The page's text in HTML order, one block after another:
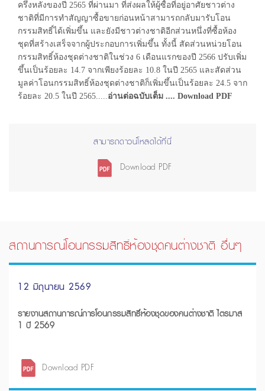
ครึ่งหลังของปี 2565 ที่ผ่านมา ที่ส่งผลให้ผู้ซื้อที่อยู่อาศัยชาวต่าง
ชาติที่มีการทำสัญญาซื้อขายก่อนหน้าสามารถกลับมารับโอน
กรรมสิทธิ์ได้เพิ่มขึ้น และยังมีชาวต่างชาติอีกส่วนหนึ่งที่ซื้อห้อง
ชุดที่สร้างเสร็จจากผู้ประกอบการเพิ่มขึ้น ทั้งนี้ สัดส่วนหน่วยโอน
กรรมสิทธิ์ห้องชุดต่างชาติในช่วง 6 เดือนแรกของปี 2566 ปรับเพิ่ม
ขึ้นเป็นร้อยละ 14.7 จากเพียงร้อยละ 10.8 ในปี 2565 และสัดส่วน
มูลค่าโอนกรรมสิทธิ์ห้องชุดต่างชาติก็เพิ่มขึ้นเป็นร้อยละ 24.5 จาก
ร้อยละ 20.5 ในปี 2565.....อ่านต่อฉบับเต็ม .... Download PDF
สามารถดาวน์โหลดได้ที่นี่
Download PDF
สถานการณ์โอนกรรมสิทธิ์ห้องชุดคนต่างชาติ อื่นๆ
12 มิถุนายน 2569
รายงานสถานการณ์การโอนกรรมสิทธิ์ห้องชุดของคนต่างชาติ ไตรมาส
1 ปี 2569
Download PDF